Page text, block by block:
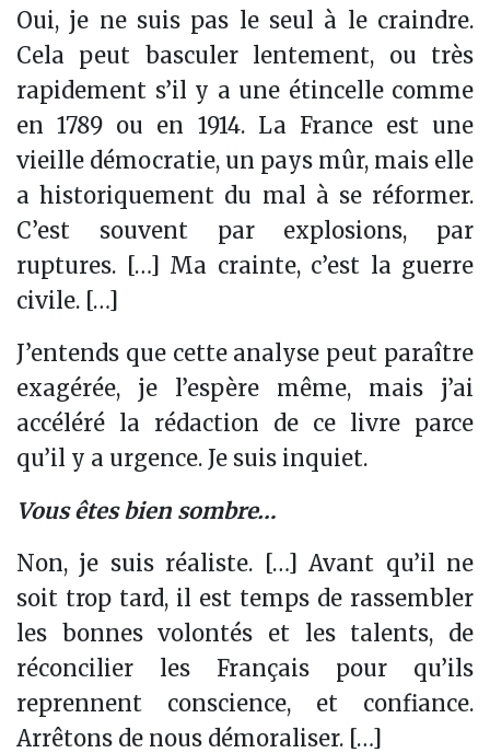
Oui, je ne suis pas le seul à le craindre.
Cela peut basculer lentement, ou très
rapidement s’il y a une étincelle comme
en 1789 ou en 1914. La France est une
vieille démocratie, un pays mûr, mais elle
a historiquement du mal à se réformer.
C’est souvent par explosions, par
ruptures. […] Ma crainte, c’est la guerre
civile. […]
J’entends que cette analyse peut paraître
exagérée, je l’espère même, mais j’ai
accéléré la rédaction de ce livre parce
qu’il y a urgence. Je suis inquiet.
Vous êtes bien sombre…
Non, je suis réaliste. […] Avant qu’il ne
soit trop tard, il est temps de rassembler
les bonnes volontés et les talents, de
réconcilier les Français pour qu’ils
reprennent conscience, et confiance.
Arrêtons de nous démoraliser. […]